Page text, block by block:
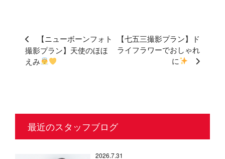
【ニューボーンフォト
撮影プラン】天使のほほ
えみ
【七五三撮影プラン】ド
ライフラワーでおしゃれ
に
最近のスタッフブログ
2026.7.31